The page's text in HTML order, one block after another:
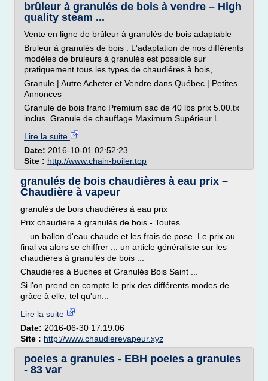
brûleur à granulés de bois à vendre – High
quality steam ...
Vente en ligne de brûleur à granulés de bois adaptable
Bruleur à granulés de bois : L'adaptation de nos différents
modèles de bruleurs à granulés est possible sur
pratiquement tous les types de chaudiéres à bois,
Granule | Autre Acheter et Vendre dans Québec | Petites
Annonces
Granule de bois franc Premium sac de 40 lbs prix 5.00.tx
inclus. Granule de chauffage Maximum Supérieur L...
Lire la suite
Date: 2016-10-01 02:52:23
Site : http://www.chain-boiler.top
granulés de bois chaudières à eau prix –
Chaudière à vapeur
granulés de bois chaudières à eau prix
Prix chaudière à granulés de bois - Toutes ...
... un ballon d'eau chaude et les frais de pose. Le prix au
final va alors se chiffrer ... un article généraliste sur les
chaudières à granulés de bois ...
Chaudières à Buches et Granulés Bois Saint ...
Si l'on prend en compte le prix des différents modes de ...
grâce à elle, tel qu'un...
Lire la suite
Date: 2016-06-30 17:19:06
Site : http://www.chaudierevapeur.xyz
poeles a granules - EBH poeles a granules
- 83 var